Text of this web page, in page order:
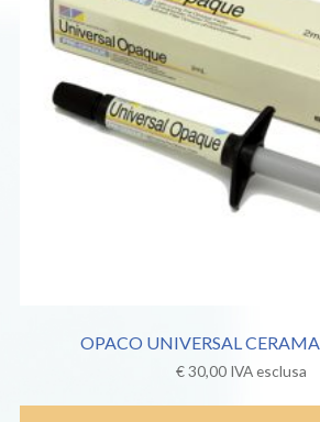
OPACO UNIVERSAL
€30,00 IVA esclusa